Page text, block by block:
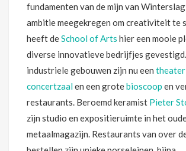
fundamenten van de mijn van
ambitie meegekregen om creativiteit te
heeft deSchool of Arts hier een mooie
diverse innovatieve bedrijfjes
industriele gebouwen zijn nu een
concertzaalen een grotebioscoop en
restaurants. Beroemd keramist Pieter
zijn studio en expositieruimte in het
metaalmagazijn. Restaurants van over